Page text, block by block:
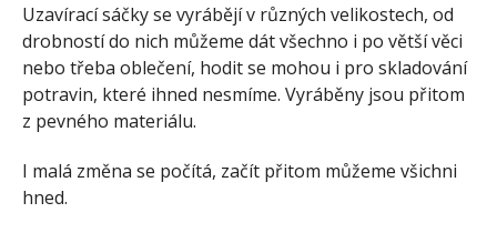
Uzavírací sáčky se vyrábějí v různých velikostech, od
drobností do nich můžeme dát všechno i po větší věci
nebo třeba oblečení, hodit se mohou i pro skladování
potravin, které ihned nesmíme. Vyráběny jsou přitom
z pevného materiálu.
I malá změna se počítá, začít přitom můžeme všichni
hned.